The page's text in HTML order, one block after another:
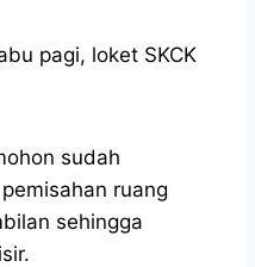
pagi, loket SKCK
sudah
ruang
sehingga